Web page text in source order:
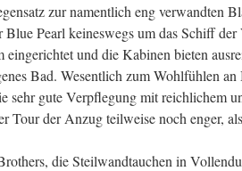
zur namentlich eng verwandten
Pearl keineswegs um das Schiff der
eingerichtet und die Kabinen bieten
Bad. Wesentlich zum Wohlfühlen
sehr gute Verpflegung mit reichlichem
Tour der Anzug teilweise noch enger,
die Steilwandtauchen in